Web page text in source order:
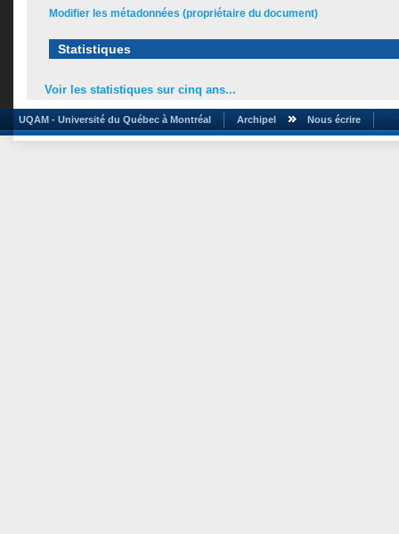
Modifier les métadonnées (propriétaire du document)
Statistiques
Voir les statistiques sur cinq ans...
UQAM - Université du Québec à Montréal Archipel Nous écrire